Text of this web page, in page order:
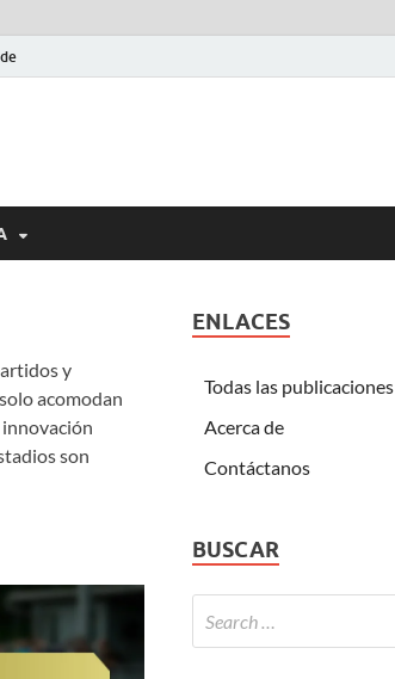
y
acomodan
son
ENLACES
Todas las publicaciones
Acerca de
Contáctanos
BUSCAR